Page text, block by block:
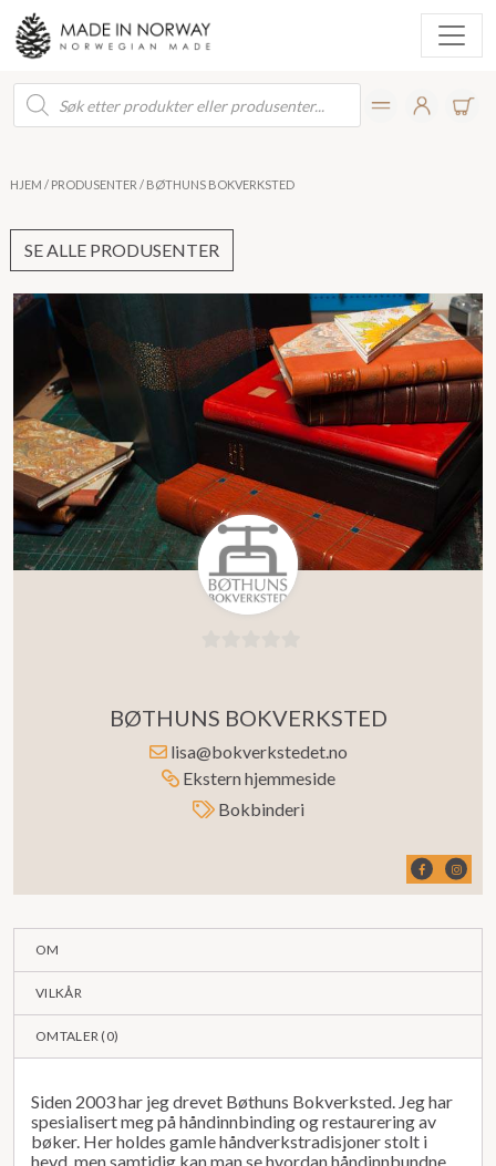
Products
search
HJEM / PRODUSENTER / BØTHUNS BOKVERKSTED
SE ALLE PRODUSENTER
av
5
BØTHUNS BOKVERKSTED
lisa@bokverkstedet.no
Ekstern hjemmeside
Bokbinderi
OM
VILKÅR
OMTALER (0)
Siden 2003 har jeg drevet Bøthuns Bokverksted. Jeg har
spesialisert meg på håndinnbinding og restaurering av
bøker. Her holdes gamle håndverkstradisjoner stolt i
hevd, men samtidig kan man se hvordan håndinnbundne